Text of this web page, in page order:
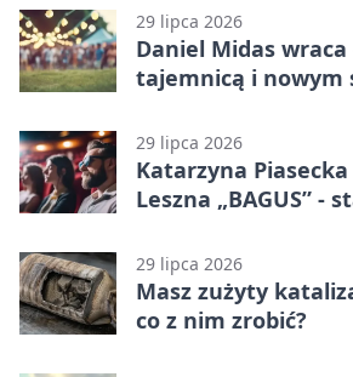
29 lipca 2026
Daniel Midas wraca
tajemnicą i nowym
29 lipca 2026
Katarzyna
Leszna „BAGUS” -
29 lipca 2026
Masz zużyty
co z nim zrobić?